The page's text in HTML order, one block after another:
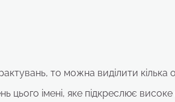
то можна виділити кілька
цього імені, яке підкреслює